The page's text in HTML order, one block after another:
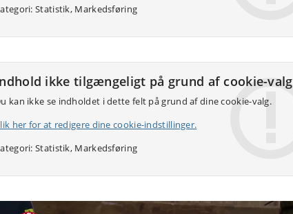
Statistik, Markedsføring
ikke tilgængeligt på grund af cookie-valg
kan ikke se indholdet i dette felt på grund af dine cookie-valg.
her for at redigere dine cookie-indstillinger.
Statistik, Markedsføring